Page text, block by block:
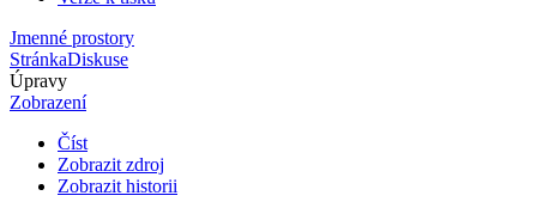
Jmenné prostory
StránkaDiskuse
Úpravy
Zobrazení
Číst
Zobrazit zdroj
Zobrazit historii